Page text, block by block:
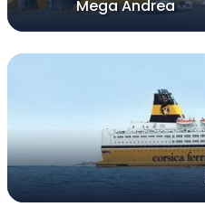
Mega Andrea